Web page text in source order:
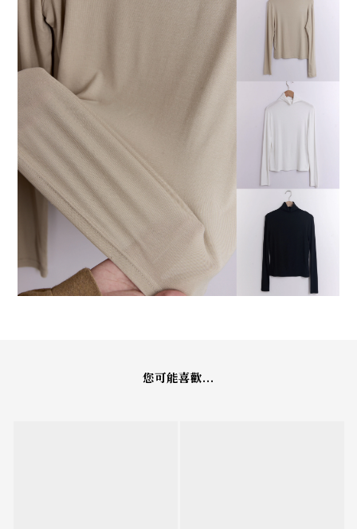
您可能喜歡...